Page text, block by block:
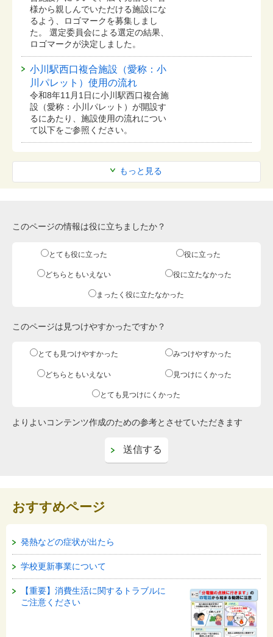
もっと見る
様から親しんでいただける施設にな
るよう、ロゴマークを募集しまし
た。 選定委員会による選定の結果、
ロゴマークが決定しました。
小川駅西口複合施設（愛称：小
川パレット）使用の流れ
令和8年11月1日に小川駅西口複合施
設（愛称：小川パレット）が開設す
るにあたり、施設使用の流れについ
て以下をご参照ください。
このページの情報は役に立ちましたか？
とても役に立った 役に立った
どちらともいえない 役に立たなかった
まったく役に立たなかった
このページは見つけやすかったですか？
とても見つけやすかった みつけやすかった
どちらともいえない 見つけにくかった
とても見つけにくかった
よりよいコンテンツ作成のための参考とさせていただきます
おすすめページ
発熱などの症状が出たら
学校更新事業について
【重要】消費生活に関するトラブルに
ご注意ください